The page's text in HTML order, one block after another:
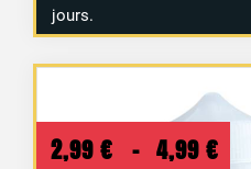
jours.
2,99 € – 4,99 €